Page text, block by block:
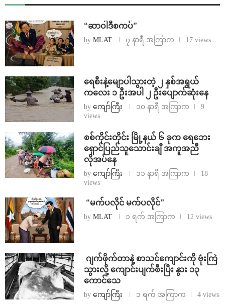
“ဆာဝါဒီစကပ်”
by MLAT ၇ နာရီ အကြာက 17 views
ရေစီးနဲ့မျောပါသွားတဲ့ ၂ နှစ်အရွယ်
ကလေး ၁ ဦးအပါ ၂ ဦးပျောက်ဆုံးနေ
by ကျော်ကြီး ၁၀ နာရီ အကြာက
9
views
စစ်ကိုင်းတိုင်း မြို့နယ် ၆ ခုက ရေဘေး
ရှောင်ပြည်သူသောင်းချီ အကူအညီ
လိုအပ်နေ
by ကျော်ကြီး ၁၁ နာရီ အကြာက
18
views
⁨ ⁨“မက်ပလိုင် မက်ပလိုင်”
by MLAT ၁ ရက် အကြာက 12 views
⁨⁩ ⁨ဂျက်ဖိုက်တာနဲ့ စာသင်ကျောင်းကို ဗုံးကြဲ
သွားလို့ ကျောင်းပျက်စီးပြီး နွား ၁၃
ကောင်သေ
by ကျော်ကြီး ၁ ရက် အကြာက 4 views